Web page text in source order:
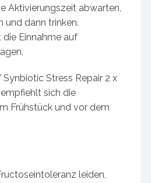
Aktivierungszeit abwarten,
und dann trinken.
Einnahme auf
Synbiotic Stress Repair 2 x
sich die
Frühstück und vor dem
leiden,